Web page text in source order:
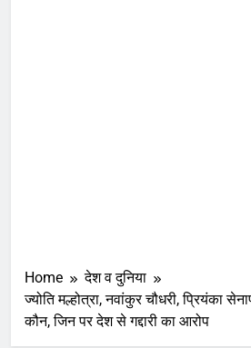
Home
देश व दुनिया
ज्योति मल्होत्रा, नवांकुर चौधरी, प्रियंका
कौन, जिन पर देश से गद्दारी का आरोप